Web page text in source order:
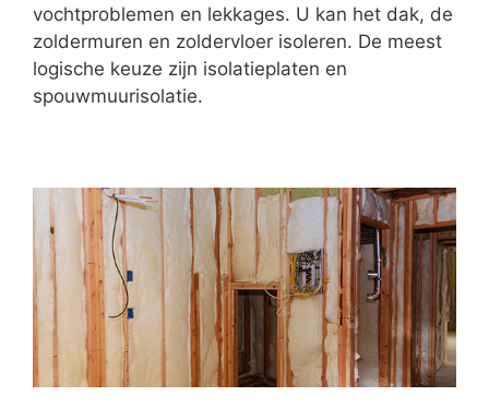
vochtproblemen en lekkages. U kan het dak, de
zoldermuren en zoldervloer isoleren. De meest
logische keuze zijn isolatieplaten en
spouwmuurisolatie.